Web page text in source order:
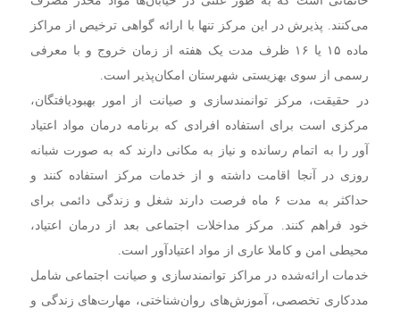
می‌کنند. پذیرش در این مرکز تنها با ارائه گواهی ترخیص از مراکز
ماده ۱۵ یا ۱۶ ظرف مدت یک هفته از زمان خروج و با معرفی
رسمی از سوی بهزیستی شهرستان امکان‌پذیر است.
در حقیقت، مرکز توانمندسازی و صیانت از امور بهبودیافتگان،
مرکزی است برای استفاده افرادی که برنامه درمان مواد اعتیاد
آور را به اتمام رسانده و نیاز به مکانی دارند که به صورت شبانه
روزی در آنجا اقامت داشته و از خدمات مرکز استفاده کنند و
حداکثر به مدت ۶ ماه فرصت دارند شغل و زندگی دائمی برای
خود فراهم کنند. مرکز مداخلات اجتماعی بعد از درمان اعتیاد،
محیطی امن و کاملا عاری از مواد اعتیادآور است.
خدمات ارائه‌شده در مراکز توانمندسازی و صیانت اجتماعی شامل
مددکاری تخصصی، آموزش‌های روان‌شناختی، مهارت‌های زندگی و